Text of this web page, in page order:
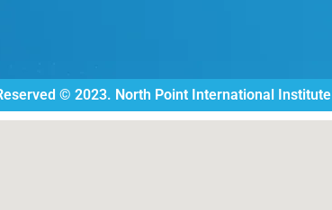
© 2023. North Point International Institute